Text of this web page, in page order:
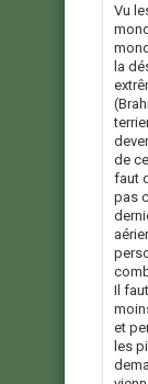
Vu
la
de
faut
pas
Il
et
les